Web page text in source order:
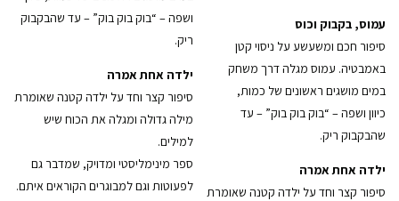
עמוס, בקבוק וכוס
סיפור חכם ומשעשע על ניסוי קטן
באמבטיה. עמוס מגלה דרך משחק
במים מושגים ראשונים של כמות,
כיוון ושפה – “בוק בוק בוק” – עד
שהבקבוק ריק.
ילדה אחת אמרה
סיפור קצר וחד על ילדה קטנה שאומרת
ושפה – “בוק בוק בוק” – עד שהבקבוק
ריק.
ילדה אחת אמרה
סיפור קצר וחד על ילדה קטנה שאומרת
מילה גדולה ומגלה את הכוח שיש
למילים.
ספר מינימליסטי ומדויק, שמדבר גם
לפעוטות וגם למבוגרים הקוראים איתם.